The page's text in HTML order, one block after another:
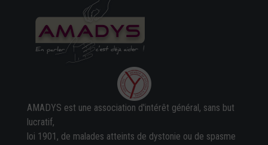
AMADYS est une association d'intérêt général, sans but
lucratif,
loi 1901, de malades atteints de dystonie ou de spasme